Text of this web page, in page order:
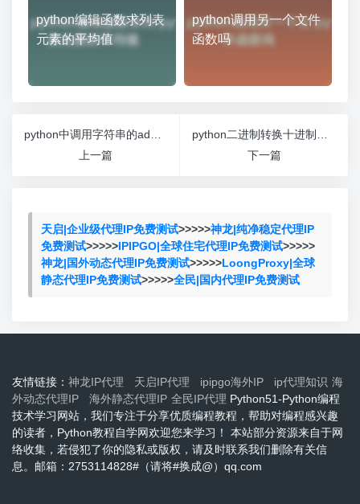
python编辑函数求列表
元素的平均值
python调用另一个文件
函数吗
上一篇
下一篇
天启|企业级代理IP免费测试>>>>>神龙|纯净稳定代理IP
免费测试>>>>>IPIPGO|全球住宅代理IP免费测试>>>>>
神龙|国外动态代理IP免费测试>>>>>LoongProxy|全球
静态代理IP免费测试>>>>>全民|国内代理IP免费测试
友情链接： 神龙IP代理 天启IP代理 ipipgo海外IP ip代理知识 海
外动态代理IP
海外静态代理IP 全民IP代理 Python51-Python编程
技术学习网站，我们专注于分享优质编程教程，帮助对编程感兴趣
的读者，Python教程自学网欢迎您来学习！ 本站部分资源来自于网
络收集，若侵犯了你的隐私或版权，请及时联系我们删除有关信
息。邮箱：2753114828#（请将#换成@）qq.com